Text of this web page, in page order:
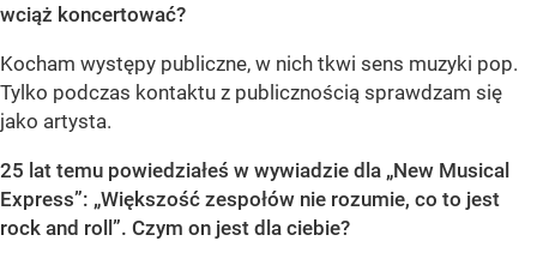
wciąż koncertować?
Kocham występy publiczne, w nich tkwi sens muzyki pop.
Tylko podczas kontaktu z publicznością sprawdzam się
jako artysta.
25 lat temu powiedziałeś w wywiadzie dla „New Musical
Express”: „Większość zespołów nie rozumie, co to jest
rock and roll”. Czym on jest dla ciebie?